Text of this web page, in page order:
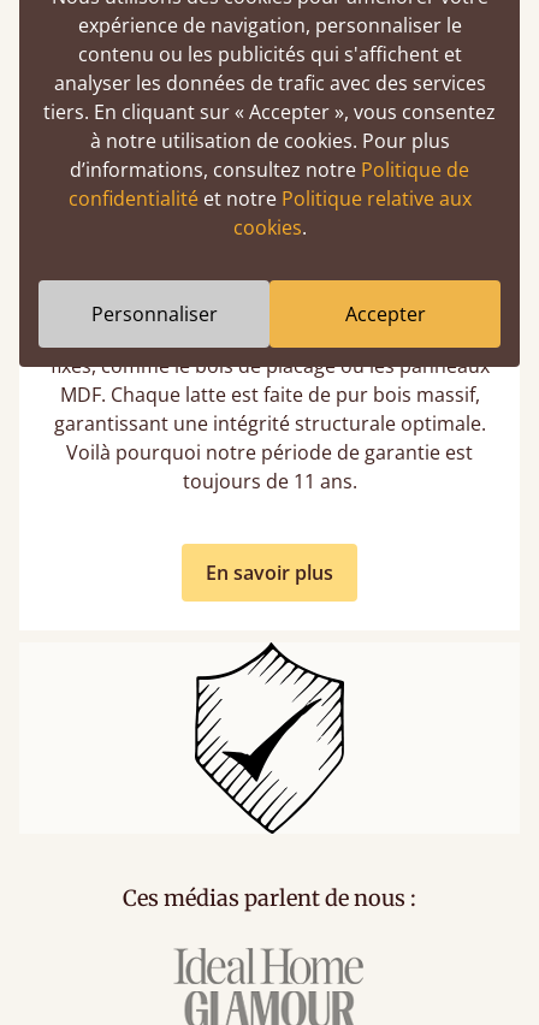
pour les tailles « King » et supérieures, afin de
pouvoir supporter les matelas plus lourds.
Lits garantis 11 ans
Des cadres en pur bois massif conçus par des experts
Le souci du détail est au cœur de notre travail,
même pour les parties les moins visibles. Nous
fixes, comme le bois de placage ou les panneaux
MDF. Chaque latte est faite de pur bois massif,
garantissant une intégrité structurale optimale.
Voilà pourquoi notre période de garantie est
toujours de 11 ans.
En savoir plus
Ces médias parlent de nous :
expérience de navigation, personnaliser le
contenu ou les publicités qui s'affichent et
analyser les données de trafic avec des services
tiers. En cliquant sur « Accepter », vous consentez
à notre utilisation de cookies. Pour plus
d’informations, consultez notre Politique de
confidentialitéet notre Politique relative aux
cookies.
Personnaliser Accepter